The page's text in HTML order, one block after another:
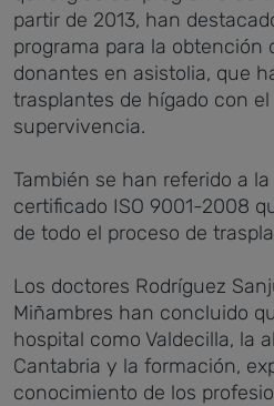
partir de 2013, han
programa para la obtención
donantes en asistolia, que
trasplantes de hígado con el
supervivencia.
También se han referido a
certificado ISO 9001-2008
de todo el proceso de
Los doctores Rodríguez
Miñambres han concluido
hospital como Valdecilla, la
Cantabria y la formación,
conocimiento de los